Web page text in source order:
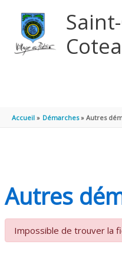
Accueil Démarches Autres
Autres
Impossible de trouver la